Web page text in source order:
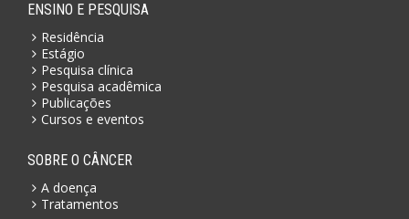
ENSINO E PESQUISA
Residência
Estágio
Pesquisa clínica
Pesquisa acadêmica
Publicações
Cursos e eventos
SOBRE O CÂNCER
A doença
Tratamentos